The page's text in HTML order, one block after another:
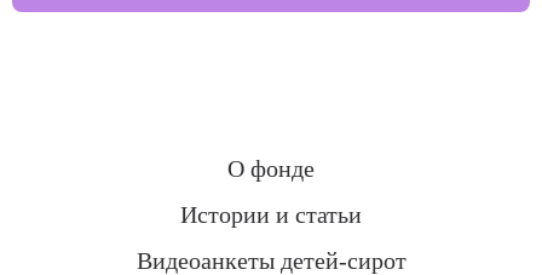
О фонде
Истории и статьи
Видеоанкеты детей-сирот